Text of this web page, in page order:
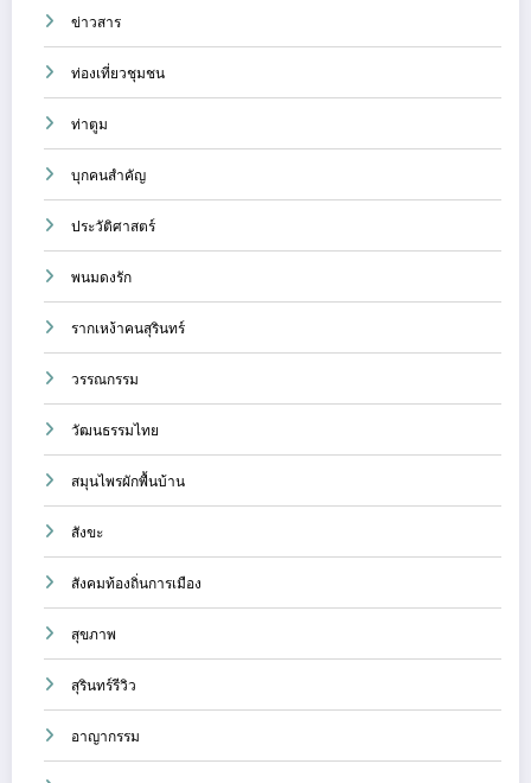
ข่าวสาร
ท่องเที่ยวชุมชน
ท่าตูม
บุกคนสำคัญ
ประวัติศาสตร์
พนมดงรัก
รากเหง้าคนสุรินทร์
วรรณกรรม
วัฒนธรรมไทย
สมุนไพรผักพื้นบ้าน
สังขะ
สังคมท้องถิ่นการเมือง
สุขภาพ
สุรินทร์รีวิว
อาญากรรม